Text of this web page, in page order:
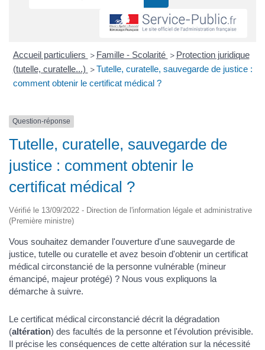
Accueil particuliers > Famille - Scolarité > Protection juridique
(tutelle, curatelle...) > Tutelle, curatelle, sauvegarde de justice :
comment obtenir le certificat médical ?
Question-réponse
Tutelle, curatelle, sauvegarde de
justice : comment obtenir le
certificat médical ?
Vérifié le 13/09/2022 - Direction de l'information légale et administrative
(Première ministre)
Vous souhaitez demander l'ouverture d'une sauvegarde de
justice, tutelle ou curatelle et avez besoin d'obtenir un certificat
médical circonstancié de la personne vulnérable (mineur
émancipé, majeur protégé) ? Nous vous expliquons la
démarche à suivre.
Le certificat médical circonstancié décrit la dégradation
(altération) des facultés de la personne et l'évolution prévisible.
Il précise les conséquences de cette altération sur la nécessité